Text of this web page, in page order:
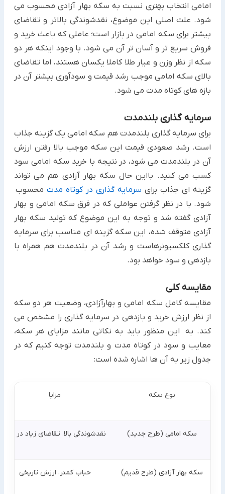
امامی انتخاب بهتری نسبت به سکه بهار آزادی محسوب می
شود. علت اصلی این موضوع، نقدشوندگی بالاتر و تقاضای
بیشتر برای سکه امامی در بازار است؛ عاملی که باعث خرید و
فروش سریع تر و آسان تر آن می شود. با وجود اینکه هر دو
سکه از نظر وزن و عیار طلا کاملا یکسان هستند، اما تقاضای
بالای سکه امامی موجب رشد قیمت و سودآوری بیشتر آن در
بازه های کوتاه مدت می شود.
سرمایه گذاری بلندمدت
برای سرمایه گذاری بلندمدت هم سکه امامی یک گزینه جذاب
است. رشد صعودی قیمت این سکه موجب بالا رفتن ارزش
آن در بلندمدت می شود، در نتیجه با خرید سکه امامی سود
کسب می کنید. بااین حال سکه بهار آزادی هم می تواند
گزینه ای جذاب برای سرمایه گذاری در کوتاه مدت محسوب
شود. با در نظر گرفتن عواملی که در فرق سکه امامی و بهار
آزادی گفته شد و توجه به این موضوع که تولید سکه بهار
آزادی متوقف شده، این سکه گزینه ای مناسب برای سرمایه
گذاری کلکسیونرهاست و رشد آن در بلندمدت هم همراه با
بازدهی و سود خواهد بود.
مقایسه کلی
مقایسه کامل سکه امامی و بهارآزادی، وضعیت هر دو سکه
از نظر ارزش خرید و بازدهی در سرمایه گذاری را مشخص می
کند. به این منظور باید به نکاتی مانند مزایای هر سکه،
معایب و سود در کوتاه مدت و بلندمدت توجه کنیم که در
جدول زیر به آن ها اشاره شده است:
نوع سکه مزایا
سکه امامی (طرح جدید) نقدشوندگی بالا، تقاضای زیاد در بازار
سکه بهار آزادی (طرح قدیم) حباب کمتر، ارزش تاریخی